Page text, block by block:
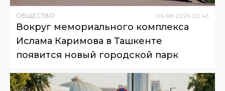
ОБЩЕСТВО 06.08.2026 02:43
Вокруг мемориального комплекса
Ислама Каримова в Ташкенте
появится новый городской парк